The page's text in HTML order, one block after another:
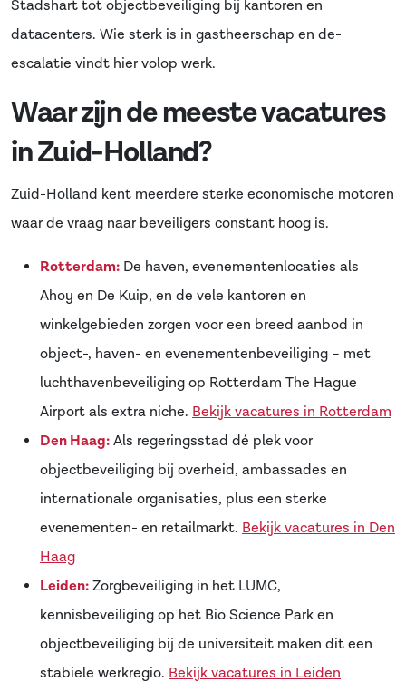
Stadshart tot objectbeveiliging bij kantoren en
datacenters. Wie sterk is in gastheerschap en de-
escalatie vindt hier volop werk.
Waar zijn de meeste vacatures
in Zuid-Holland?
Zuid-Holland kent meerdere sterke economische motoren
waar de vraag naar beveiligers constant hoog is.
Rotterdam: De haven, evenementenlocaties als
Ahoy en De Kuip, en de vele kantoren en
winkelgebieden zorgen voor een breed aanbod in
object-, haven- en evenementenbeveiliging – met
luchthavenbeveiliging op Rotterdam The Hague
Airport als extra niche. Bekijk vacatures in Rotterdam
Den Haag:Als regeringsstad dé plek voor
objectbeveiliging bij overheid, ambassades en
internationale organisaties, plus een sterke
evenementen- en retailmarkt. Bekijk vacatures in Den
Haag
Leiden:Zorgbeveiliging in het LUMC,
kennisbeveiliging op het Bio Science Park en
objectbeveiliging bij de universiteit maken dit een
stabiele werkregio. Bekijk vacatures in Leiden